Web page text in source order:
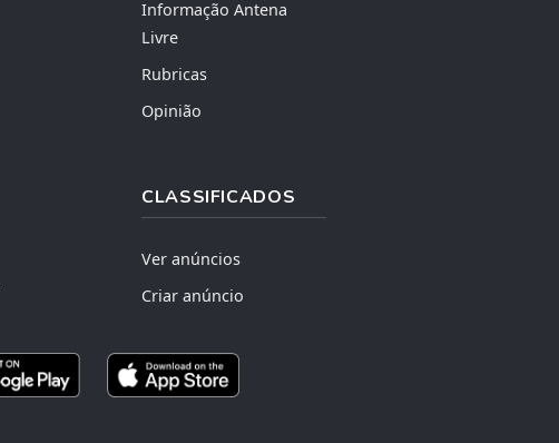
Informação Antena
Livre
Rubricas
Opinião
CLASSIFICADOS
Ver anúncios
Criar anúncio